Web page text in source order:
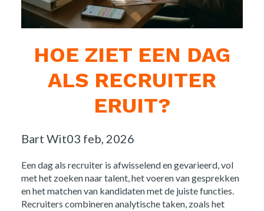
HOE ZIET EEN DAG
ALS RECRUITER
ERUIT?
Posted
Bart Wit03 feb, 2026
Een dag als recruiter is afwisselend en gevarieerd, vol
met het zoeken naar talent, het voeren van gesprekken
en het matchen van kandidaten met de juiste functies.
Recruiters combineren analytische taken, zoals het